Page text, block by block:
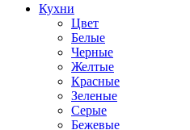
Кухни
Цвет
Белые
Черные
Желтые
Красные
Зеленые
Серые
Бежевые